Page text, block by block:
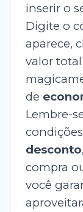
inserir o
Digite o
aparece,
valor
de
Lembre-
desconto
compra
você